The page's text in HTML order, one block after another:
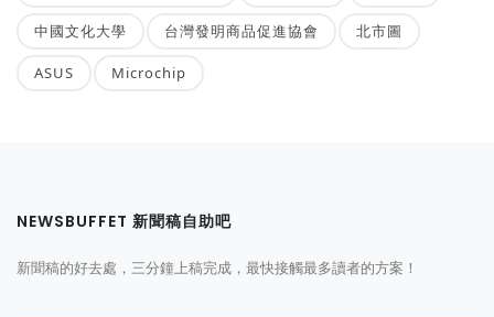
中國文化大學 台灣發明商品促進協會 北市圖
ASUS Microchip
NEWSBUFFET 新聞稿自助吧
新聞稿的好去處，三分鐘上稿完成，最快接觸最多讀者的方案！